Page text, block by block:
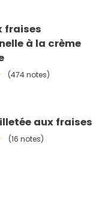
fraises
à la crème
(474 notes)
aux fraises
(16 notes)